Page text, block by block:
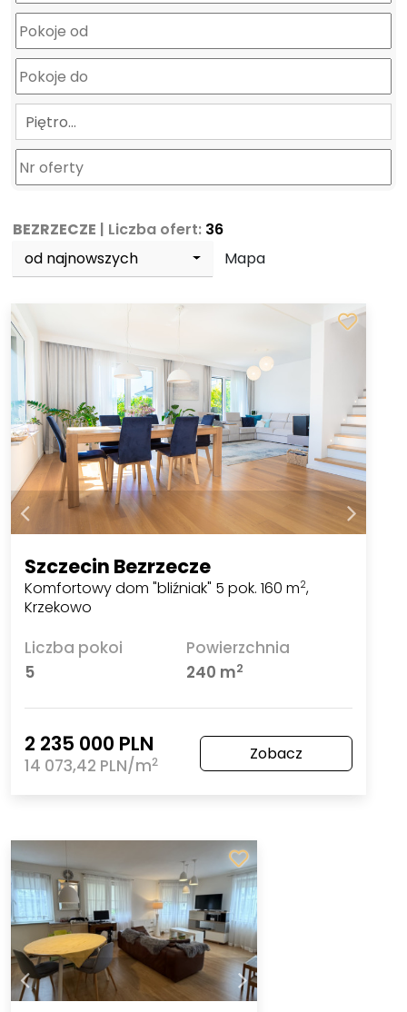
Piętro…
BEZRZECZE | Liczba ofert: 36
od najnowszych
Mapa
Szczecin Bezrzecze
Komfortowy dom "bliźniak" 5 pok. 160 m2,
Krzekowo
Liczba pokoi
5
Powierzchnia
240 m2
2 235 000 PLN
14 073,42 PLN/m2 Zobacz